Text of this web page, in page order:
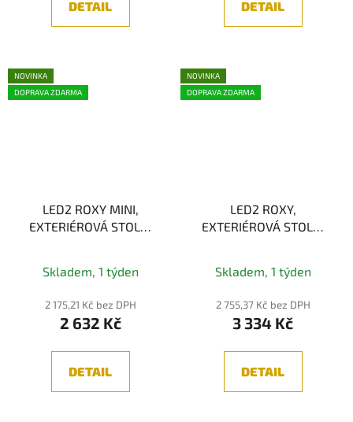
DETAIL DETAIL
NOVINKA
DOPRAVA ZDARMA
LED2 ROXY MINI,
EXTERIÉROVÁ STOLNÍ
Skladem, 1 týden
2 175,21 Kč bez DPH
2 632 Kč
DETAIL
NOVINKA
DOPRAVA ZDARMA
LED2 ROXY,
EXTERIÉROVÁ STOLNÍ
Skladem, 1 týden
2 755,37 Kč bez DPH
3 334 Kč
DETAIL